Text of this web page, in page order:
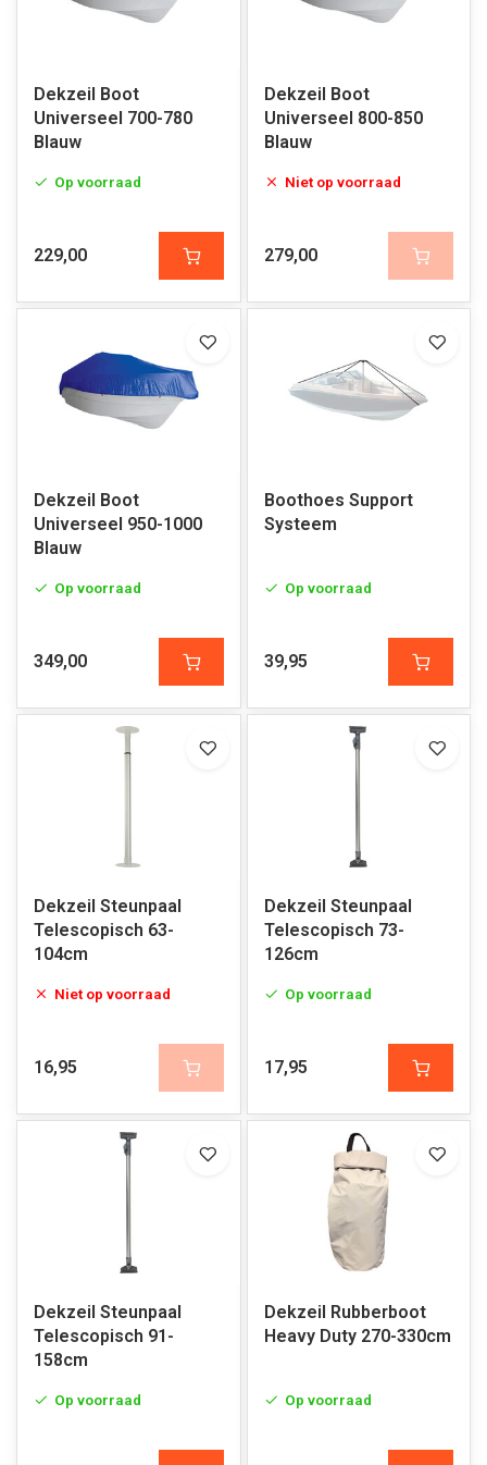
Dekzeil Boot
Universeel 700-780
Blauw
Op voorraad
229,00
Dekzeil Boot
Universeel 800-850
Blauw
Niet op voorraad
279,00
Dekzeil Boot
Universeel 950-1000
Blauw
Op voorraad
349,00
Boothoes Support
Systeem
Op voorraad
39,95
Dekzeil Steunpaal
Telescopisch 63-
104cm
Niet op voorraad
16,95
Dekzeil Steunpaal
Telescopisch 73-
126cm
Op voorraad
17,95
Dekzeil Steunpaal
Telescopisch 91-
158cm
Op voorraad
Dekzeil Rubberboot
Heavy Duty 270-330cm
Op voorraad